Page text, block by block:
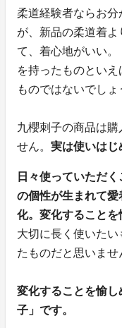
柔道経験者ならお
が、新品の柔道着よ
て、着心地がいい
を持ったものとい
ものではないでしょ
九櫻刺子の商品は
せん。 実は使いはじ
日々使っていただ
の個性が生まれて
化。変化することを
大切に長く使いた
たものだと思いませ
変化することを愉し
子」です。